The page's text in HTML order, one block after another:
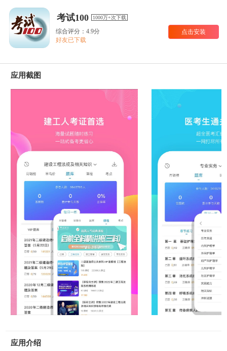
考试100 1000万+次下载
综合评分：4.9分
好友已下载
点击安装
应用截图
应用介绍